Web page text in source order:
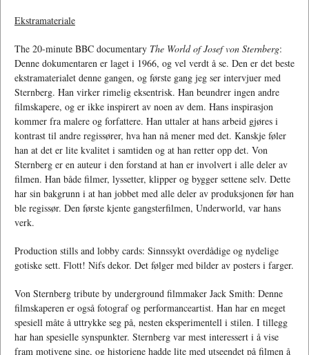
Ekstramateriale
The 20-minute BBC documentary The World of Josef von Sternberg:
Denne dokumentaren er laget i 1966, og vel verdt å se. Den er det beste
ekstramaterialet denne gangen, og første gang jeg ser intervjuer med
Sternberg. Han virker rimelig eksentrisk. Han beundrer ingen andre
filmskapere, og er ikke inspirert av noen av dem. Hans inspirasjon
kommer fra malere og forfattere. Han uttaler at hans arbeid gjøres i
kontrast til andre regissører, hva han nå mener med det. Kanskje føler
han at det er lite kvalitet i samtiden og at han retter opp det. Von
Sternberg er en auteur i den forstand at han er involvert i alle deler av
filmen. Han både filmer, lyssetter, klipper og bygger settene selv. Dette
har sin bakgrunn i at han jobbet med alle deler av produksjonen før han
ble regissør. Den første kjente gangsterfilmen, Underworld, var hans
verk.
Production stills and lobby cards: Sinnssykt overdådige og nydelige
gotiske sett. Flott! Nifs dekor. Det følger med bilder av posters i farger.
Von Sternberg tribute by underground filmmaker Jack Smith: Denne
filmskaperen er også fotograf og performanceartist. Han har en meget
spesiell måte å uttrykke seg på, nesten eksperimentell i stilen. I tillegg
har han spesielle synspunkter. Sternberg var mest interessert i å vise
fram motivene sine, og historiene hadde lite med utseendet på filmen å